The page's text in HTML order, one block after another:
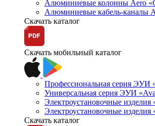
Алюминиевые колонны Aero
Алюминиевые кабель-каналы
Скачать каталог
Скачать мобильный каталог
Профессиональная серия ЭУИ
Универсальная серия ЭУИ
Электроустановочные изделия
Электроустановочные
Скачать каталог